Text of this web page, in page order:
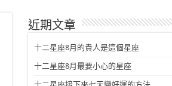
近期文章
十二星座8月的貴人是這個星座
十二星座8月最要小心的星座